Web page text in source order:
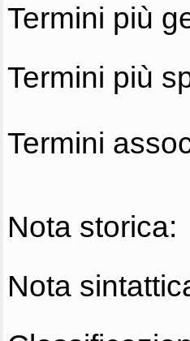
Termini più
Termini più
Termini
Nota storica:
Nota